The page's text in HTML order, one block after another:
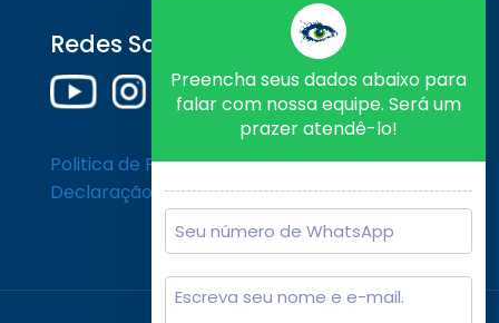
Redes Sociais
Politica de Privacidade
Declaração de Cookies
Preencha seus dados abaixo para
falar com nossa equipe. Será um
prazer atendê-lo!